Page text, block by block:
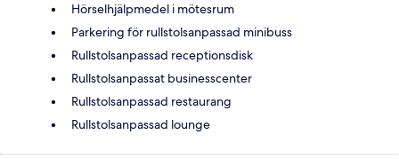
Hörselhjälpmedel i mötesrum
Parkering för rullstolsanpassad minibuss
Rullstolsanpassad receptionsdisk
Rullstolsanpassat businesscenter
Rullstolsanpassad restaurang
Rullstolsanpassad lounge